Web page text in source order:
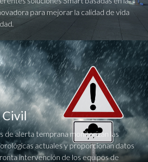
para mejorar la calidad de vida
Civil
de alerta temprana monitorizan las
actuales y proporcionan datos
intervención de los equipos de